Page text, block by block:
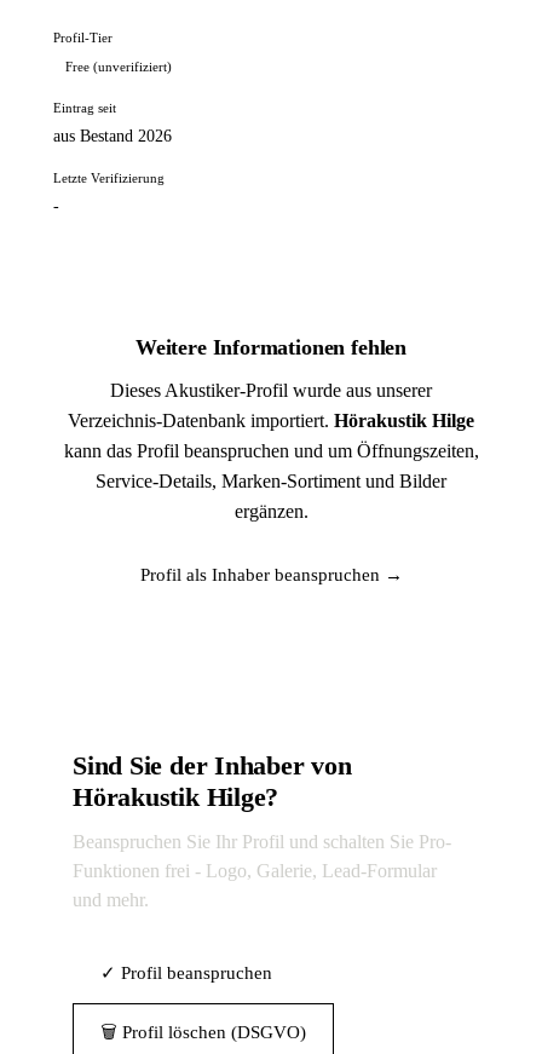
Profil-Tier
Free (unverifiziert)
Eintrag seit
aus Bestand 2026
Letzte Verifizierung
-
Weitere Informationen fehlen
Dieses Akustiker-Profil wurde aus unserer
Verzeichnis-Datenbank importiert. Hörakustik Hilge
kann das Profil beanspruchen und um Öffnungszeiten,
Service-Details, Marken-Sortiment und Bilder
ergänzen.
Profil als Inhaber beanspruchen →
Sind Sie der Inhaber von
Hörakustik Hilge?
Beanspruchen Sie Ihr Profil und schalten Sie Pro-
Funktionen frei - Logo, Galerie, Lead-Formular
und mehr.
✓ Profil beanspruchen
🗑 Profil löschen (DSGVO)